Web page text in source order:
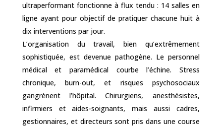
ultraperformant fonctionne à flux tendu : 14 salles en
ligne ayant pour objectif de pratiquer chacune huit à
dix interventions par jour.
L’organisation du travail, bien qu’extrêmement
sophistiquée, est devenue pathogène. Le personnel
médical et paramédical courbe l’échine. Stress
chronique, burn-out, et risques psychosociaux
gangrènent l’hôpital. Chirurgiens, anesthésistes,
infirmiers et aides-soignants, mais aussi cadres,
gestionnaires, et directeurs sont pris dans une course